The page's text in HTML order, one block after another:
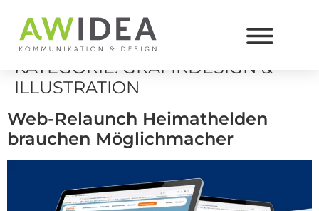
KATEGORIE: GRAFIKDESIGN &
ILLUSTRATION
Web-Relaunch Heimathelden
brauchen Möglichmacher